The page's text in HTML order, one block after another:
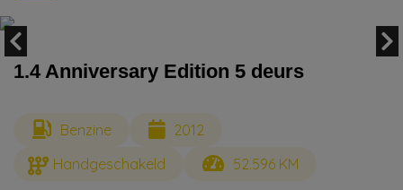
1.4 Anniversary Edition 5 deurs
Benzine
2012
Handgeschakeld
52.596 KM